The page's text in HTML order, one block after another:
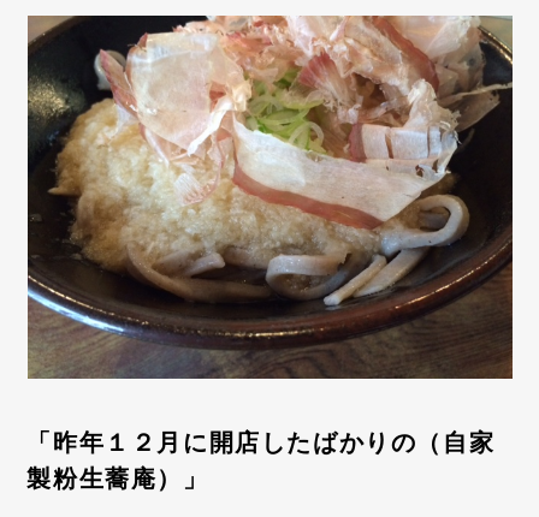
「昨年１２月に開店したばかりの（自家
製粉生蕎庵）」